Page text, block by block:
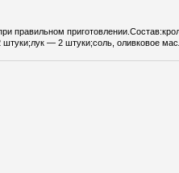
правильном
— 2 штуки;соль, оливковое